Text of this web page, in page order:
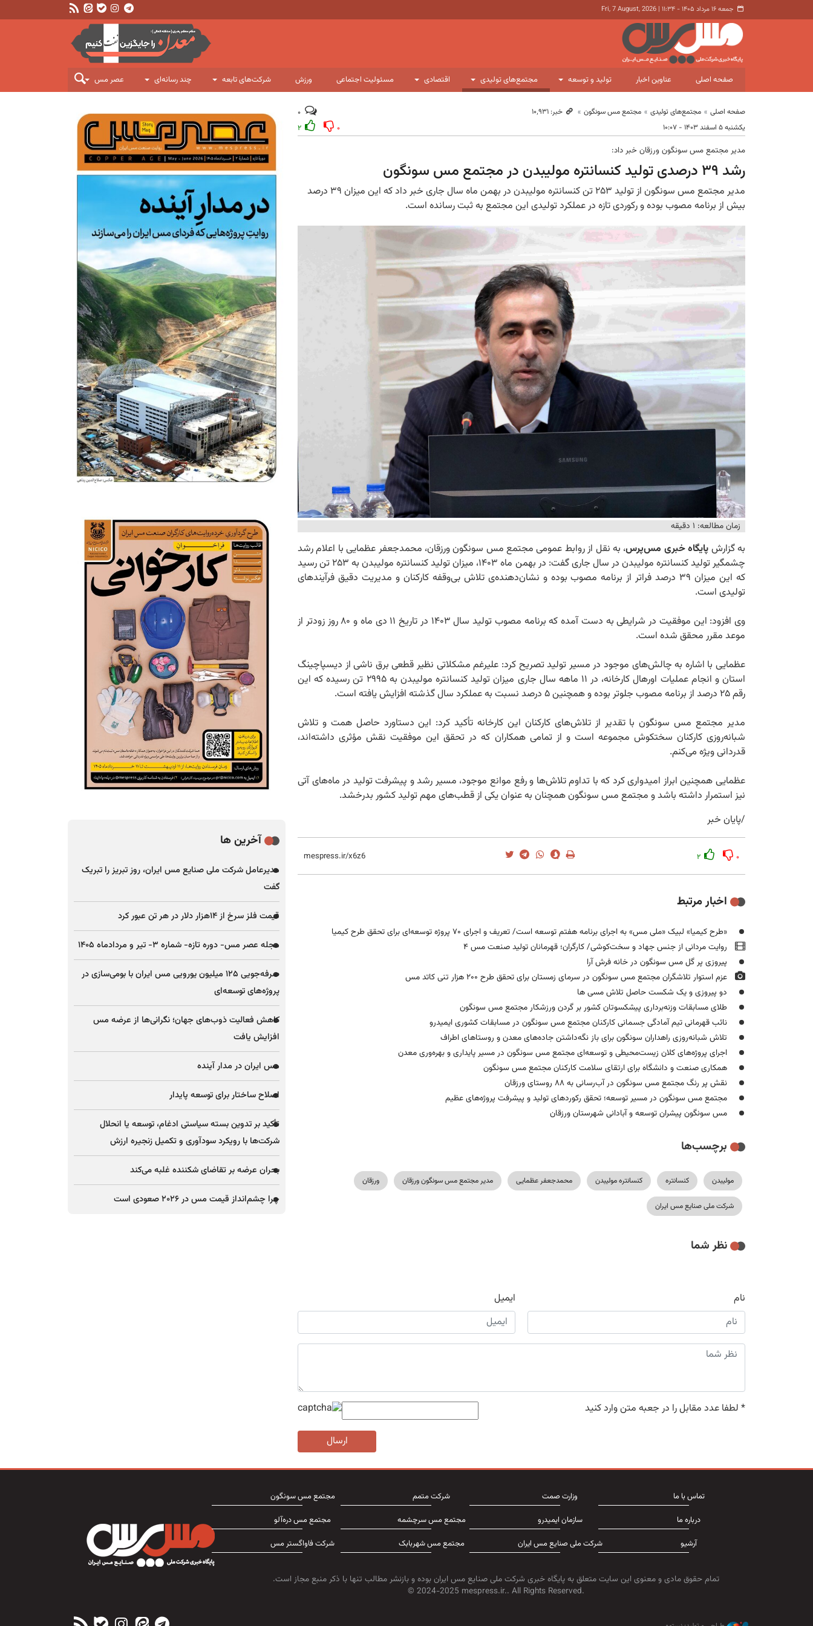
جمعه ۱۶ مرداد ۱۴۰۵ - ۱۱:۳۴ |
Fri, 7 August, 2026
صفحه اصلی عناوین اخبار تولید و توسعه مجتمع‌های تولیدی اقتصادی مسئولیت اجتماعی ورزش شرکت‌های تابعه چند رسانه‌ای عصر مس
صفحه اصلی مجتمع‌های تولیدی مجتمع مس سونگون خبر: ۱۰٬۹۳۱
یکشنبه ۵ اسفند ۱۴۰۳ - ۱۰:۰۷
۰ ۲
مدیر مجتمع مس سونگون ورزقان خبر داد:
رشد ۳۹ درصدی تولید کنسانتره مولیبدن در مجتمع مس سونگون
زمان مطالعه: ۱ دقیقه
مدیر مجتمع مس سونگون از تولید ۲۵۳ تن کنسانتره مولیبدن در بهمن ماه سال جاری خبر داد که این میزان ۳۹ درصد
بیش از برنامه مصوب بوده و رکوردی تازه در عملکرد تولیدی این مجتمع به ثبت رسانده است.
به گزارش پایگاه خبری مس‌پرس، به نقل از روابط عمومی مجتمع مس سونگون ورزقان، محمدجعفر عظمایی با اعلام رشد
چشمگیر تولید کنسانتره مولیبدن در سال جاری گفت: در بهمن ماه ۱۴۰۳، میزان تولید کنسانتره مولیبدن به ۲۵۳ تن رسید
که این میزان ۳۹ درصد فراتر از برنامه مصوب بوده و نشان‌دهنده‌ی تلاش بی‌وقفه کارکنان و مدیریت دقیق فرآیندهای
تولیدی است.
وی افزود: این موفقیت در شرایطی به دست آمده که برنامه مصوب تولید سال ۱۴۰۳ در تاریخ ۱۱ دی ماه و ۸۰ روز زودتر از
موعد مقرر محقق شده است.
عظمایی با اشاره به چالش‌های موجود در مسیر تولید تصریح کرد: علیرغم مشکلاتی نظیر قطعی برق ناشی از دیسپاچینگ
استان و انجام عملیات اورهال کارخانه، در ۱۱ ماهه سال جاری میزان تولید کنسانتره مولیبدن به ۲۹۹۵ تن رسیده که این
رقم ۲۵ درصد از برنامه مصوب جلوتر بوده و همچنین ۵ درصد نسبت به عملکرد سال گذشته افزایش یافته است.
مدیر مجتمع مس سونگون با تقدیر از تلاش‌های کارکنان این کارخانه تأکید کرد: این دستاورد حاصل همت و تلاش
شبانه‌روزی کارکنان سختکوش مجموعه است و از تمامی همکاران که در تحقق این موفقیت نقش مؤثری داشته‌اند،
قدردانی ویژه می‌کنم.
عظمایی همچنین ابراز امیدواری کرد که با تداوم تلاش‌ها و رفع موانع موجود، مسیر رشد و پیشرفت تولید در ماه‌های آتی
نیز استمرار داشته باشد و مجتمع مس سونگون همچنان به عنوان یکی از قطب‌های مهم تولید کشور بدرخشد.
/پایان خبر
۰ ۲
اخبار مرتبط
«طرح کیمیا» لبیک «ملی مس» به اجرای برنامه هفتم توسعه است/ تعریف و اجرای ۷۰ پروژه توسعه‌ای برای تحقق طرح کیمیا
روایت مردانی از جنس جهاد و سخت‌کوشی/ کارگران؛ قهرمانان تولید صنعت مس ۴
پیروزی پر گل مس سونگون در خانه فرش آرا
عزم استوار تلاشگران مجتمع مس سونگون در سرمای زمستان برای تحقق طرح ۲۰۰ هزار تنی کاتد مس
دو پیروزی و یک شکست حاصل تلاش مسی ها
طلای مسابقات وزنه‌برداری پیشکسوتان کشور بر گردن ورزشکار مجتمع مس سونگون
نائب‌ قهرمانی تیم آمادگی جسمانی کارکنان مجتمع مس سونگون در مسابقات کشوری ایمیدرو
تلاش شبانه‌روزی راهداران سونگون برای باز نگه‌داشتن جاده‌های معدن و روستاهای اطراف
اجرای پروژه‌های کلان زیست‌محیطی و توسعه‌ای مجتمع مس سونگون در مسیر پایداری و بهره‌وری معدن
همکاری صنعت و دانشگاه برای ارتقای سلامت کارکنان مجتمع مس سونگون
نقش پر رنگ مجتمع مس سونگون در آب‌رسانی به ۸۸ روستای ورزقان
مجتمع مس سونگون در مسیر توسعه؛ تحقق رکوردهای تولید و پیشرفت پروژه‌های عظیم
مس سونگون پیشران توسعه و آبادانی شهرستان ورزقان
برچسب‌ها
مولیبدن کنسانتره کنسانتره مولیبدن محمدجعفر عظمایی مدیر مجتمع مس سونگون ورزقان ورزقان
شرکت ملی صنایع مس ایران
نظر شما
نام ایمیل
* لطفا عدد مقابل را در جعبه متن وارد کنید
ارسال
آخرین ها
مدیرعامل شرکت ملی صنایع مس ایران، روز تبریز را تبریک
گفت
قیمت فلز سرخ از ۱۴هزار دلار در هر تن عبور کرد
مجله عصر مس- دوره تازه- شماره ۳- تیر و مردادماه ۱۴۰۵
صرفه‌جویی ۱۲۵ میلیون یورویی مس ایران با بومی‌سازی در
پروژه‌های توسعه‌ای
کاهش فعالیت ذوب‌های جهان؛ نگرانی‌ها از عرضه مس
افزایش یافت
مس ایران در مدار آینده
اصلاح ساختار برای توسعه پایدار
تأکید بر تدوین بسته سیاستی ادغام، توسعه یا انحلال
شرکت‌ها با رویکرد سودآوری و تکمیل زنجیره ارزش
بحران عرضه بر تقاضای شکننده غلبه می‌کند
چرا چشم‌انداز قیمت مس در ۲۰۲۶ صعودی است
تماس با ما
درباره ما
آرشیو
وزارت صمت
سازمان ایمیدرو
شرکت ملی صنایع مس ایران
شرکت متمم
مجتمع مس سرچشمه
مجتمع مس شهربابک
مجتمع مس سونگون
مجتمع مس دره‌آلو
شرکت فاواگستر مس
تمام حقوق مادی و معنوی این سایت متعلق به پایگاه خبری شرکت ملی صنایع مس ایران بوده و بازنشر مطالب تنها با ذکر منبع مجاز است.
© 2024-2025 mespress.ir.. All Rights Reserved.